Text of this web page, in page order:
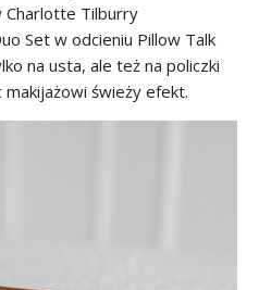
Charlotte Tilburry
Set w odcieniu Pillow Talk
na usta, ale też na policzki
świeży efekt.